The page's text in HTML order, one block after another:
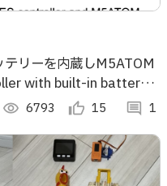
リーを内蔵しM5ATOM
with built-in battery
visibility 6793 thumb_up_alt 15 comment 1